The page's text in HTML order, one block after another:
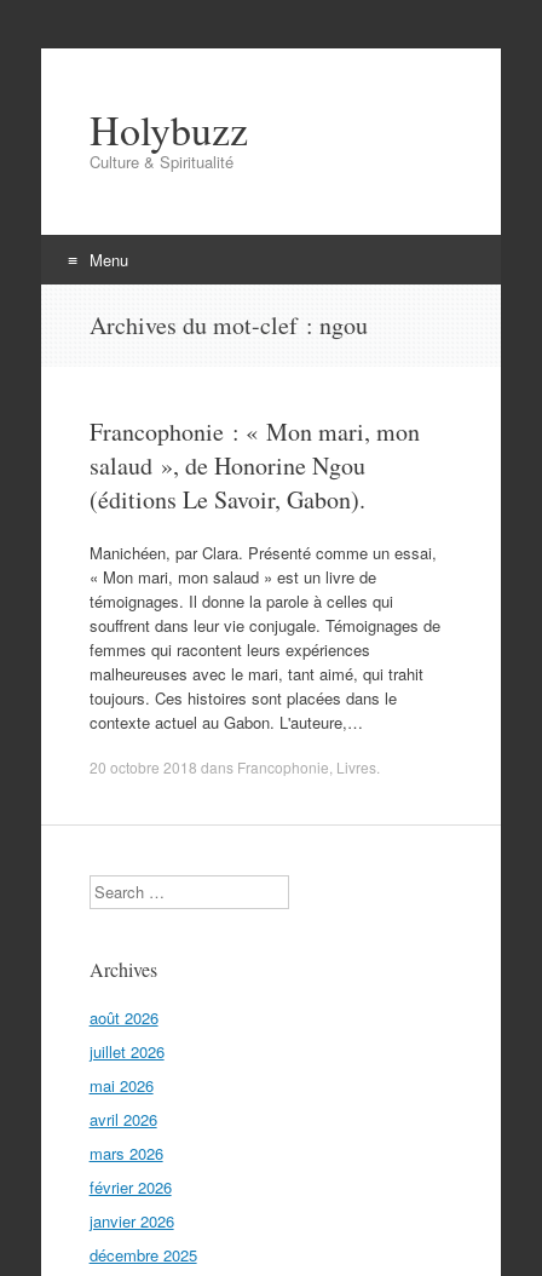
Holybuzz
Culture & Spiritualité
Menu
Archives du mot-clef : ngou
Francophonie : « Mon mari, mon
salaud », de Honorine Ngou
(éditions Le Savoir, Gabon).
Manichéen, par Clara. Présenté comme un essai,
« Mon mari, mon salaud » est un livre de
témoignages. Il donne la parole à celles qui
souffrent dans leur vie conjugale. Témoignages de
femmes qui racontent leurs expériences
malheureuses avec le mari, tant aimé, qui trahit
toujours. Ces histoires sont placées dans le
contexte actuel au Gabon. L'auteure,…
20 octobre 2018 dans Francophonie Livres.
Search
Archives
août 2026
juillet 2026
mai 2026
avril 2026
mars 2026
février 2026
janvier 2026
décembre 2025